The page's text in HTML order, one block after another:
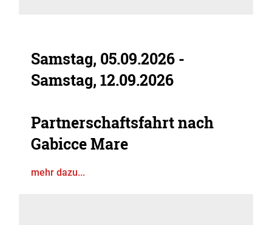
Samstag, 05.09.2026 -
Samstag, 12.09.2026
Partnerschaftsfahrt nach
Gabicce Mare
mehr dazu...